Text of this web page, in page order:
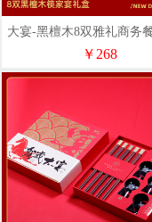
大宴-黑檀木8双雅礼商务
套装创意礼品
￥268